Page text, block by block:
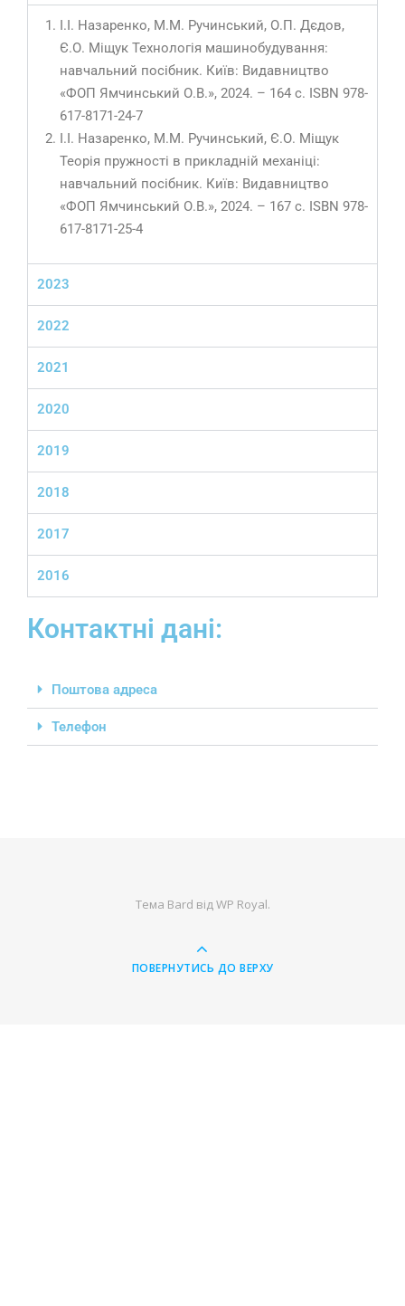
І.І. Назаренко, М.М. Ручинський, О.П. Дєдов,
Є.О. Міщук Технологія машинобудування:
навчальний посібник. Київ: Видавництво
«ФОП Ямчинський О.В.», 2024. – 164 с. ISBN 978-
617-8171-24-7
І.І. Назаренко, М.М. Ручинський, Є.О. Міщук
Теорія пружності в прикладній механіці:
навчальний посібник. Київ: Видавництво
«ФОП Ямчинський О.В.», 2024. – 167 с. ISBN 978-
617-8171-25-4
2023
2022
2021
2020
2019
2018
2017
2016
Контактні дані:
Поштова адреса
Телефон
Тема Bard відWP Royal.
ПОВЕРНУТИСЬ ДО ВЕРХУ